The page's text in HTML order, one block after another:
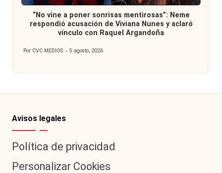
en
“No vine a poner sonrisas mentirosas”: Neme
respondió acusación de Viviana Nunes y aclaró
vínculo con Raquel Argandoña
Publicado
Por CVC MEDIOS 5 agosto, 2026
Avisos legales
Política de privacidad
Personalizar Cookies